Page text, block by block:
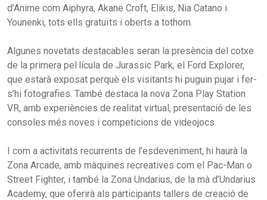
d’Anime com Aiphyra, Akane Croft, Elikis, Nia Catano i
Younenki, tots ells gratuïts i oberts a tothom.
Algunes novetats destacables seran la presència del cotxe
de la primera pel·lícula de Jurassic Park, el Ford Explorer,
que estarà exposat perquè els visitants hi puguin pujar i fer-
s’hi fotografies. També destaca la nova Zona Play Station
VR, amb experiències de realitat virtual, presentació de les
consoles més noves i competicions de videojocs.
I com a activitats recurrents de l’esdeveniment, hi haurà la
Zona Arcade, amb màquines recreatives com el Pac-Man o
Street Fighter, i també la Zona Undarius, de la mà d’Undarius
Academy, que oferirà als participants tallers de creació de